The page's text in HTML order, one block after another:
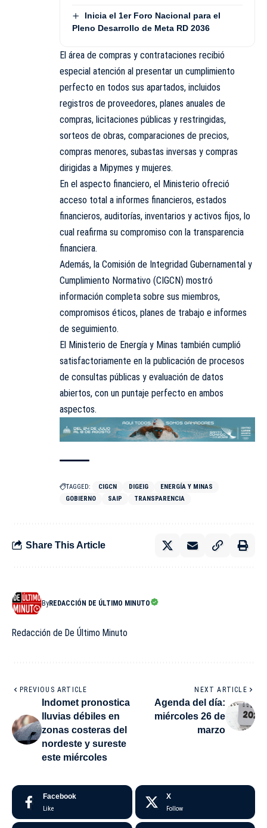
Inicia el 1er Foro Nacional para el
Pleno Desarrollo de Meta RD 2036
El área de compras y contrataciones recibió
especial atención al presentar un cumplimiento
perfecto en todos sus apartados, incluidos
registros de proveedores, planes anuales de
compras, licitaciones públicas y restringidas,
sorteos de obras, comparaciones de precios,
compras menores, subastas inversas y compras
dirigidas a Mipymes y mujeres.
En el aspecto financiero, el Ministerio ofreció
acceso total a informes financieros, estados
financieros, auditorías, inventarios y activos fijos, lo
cual reafirma su compromiso con la transparencia
financiera.
Además, la Comisión de Integridad Gubernamental y
Cumplimiento Normativo (CIGCN) mostró
información completa sobre sus miembros,
compromisos éticos, planes de trabajo e informes
de seguimiento.
El Ministerio de Energía y Minas también cumplió
satisfactoriamente en la publicación de procesos
de consultas públicas y evaluación de datos
abiertos, con un puntaje perfecto en ambos
aspectos.
TAGGED: CIGCN DIGEIG
ENERGÍA Y MINAS
GOBIERNO
SAIP TRANSPARENCIA
Share This Article
ByREDACCIÓN DE ÚLTIMO MINUTO
Redacción de De Último Minuto
PREVIOUS ARTICLE
Indomet pronostica
lluvias débiles en
zonas costeras del
nordeste y sureste
este miércoles
NEXT ARTICLE
Agenda del día:
miércoles 26 de
marzo
Facebook
Like
X
Follow